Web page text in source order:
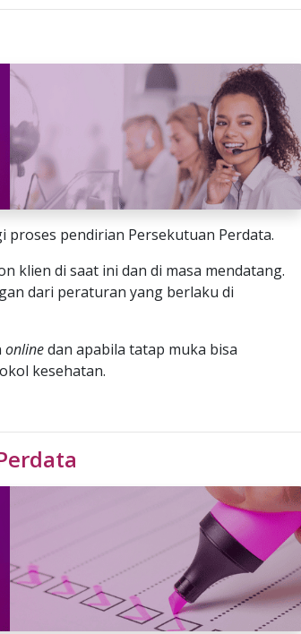
proses pendirian Persekutuan Perdata.
klien di saat ini dan di masa mendatang.
dari peraturan yang berlaku di
onlinedan apabila tatap muka bisa
kesehatan.